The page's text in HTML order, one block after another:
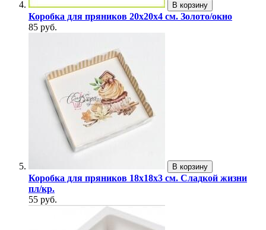
В корзину
Коробка для пряников 20х20х4 см. Золото/окно
85 руб.
В корзину
Коробка для пряников 18х18х3 см. Сладкой жизни
пл/кр.
55 руб.